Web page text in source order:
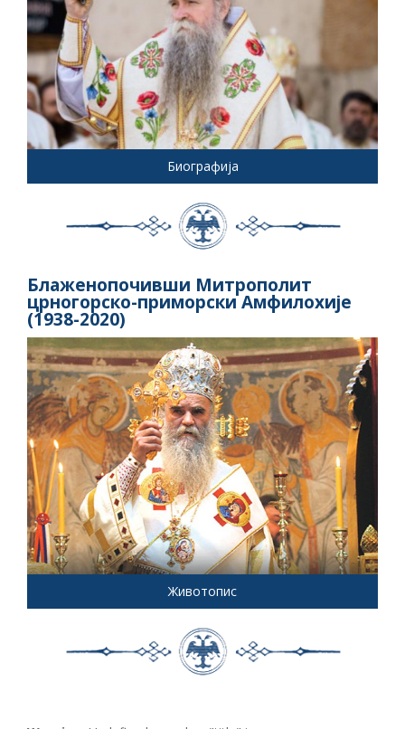
Биографија
Блаженопочивши Митрополит
црногорско-приморски Амфилохије
(1938-2020)
Животопис